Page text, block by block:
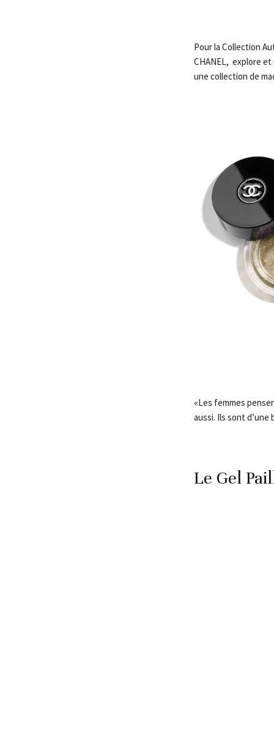
Pour la Collection
CHANEL, explore
une collection de
«Les femmes
aussi. Ils sont d’une
Le Gel